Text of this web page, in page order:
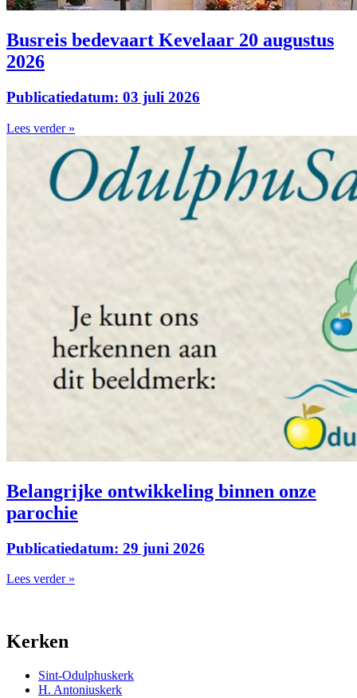
Busreis bedevaart Kevelaar 20 augustus
2026
Publicatiedatum: 03 juli 2026
Lees verder »
Belangrijke ontwikkeling binnen onze
parochie
Publicatiedatum: 29 juni 2026
Lees verder »
Kerken
Sint-Odulphuskerk
H. Antoniuskerk